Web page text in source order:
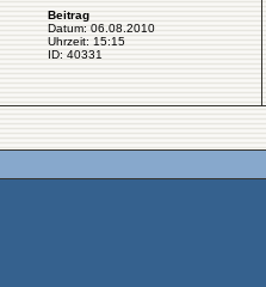
Beitrag
Datum: 06.08.2010
Uhrzeit: 15:15
ID: 40331